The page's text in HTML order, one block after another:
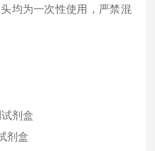
均为一次性使用，严禁混
剂盒
剂盒